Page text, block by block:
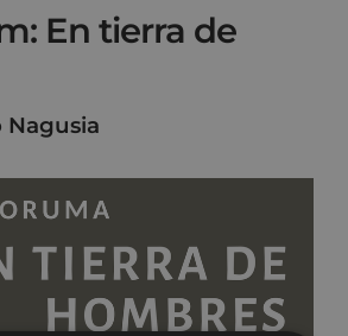
En tierra de
Nagusia